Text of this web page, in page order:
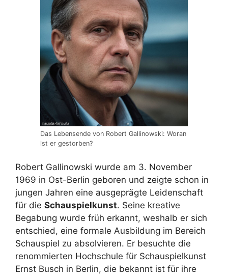
Das Lebensende von Robert Gallinowski: Woran
ist er gestorben?
Robert Gallinowski wurde am 3. November
1969 in Ost-Berlin geboren und zeigte schon in
jungen Jahren eine ausgeprägte Leidenschaft
für die Schauspielkunst. Seine kreative
Begabung wurde früh erkannt, weshalb er sich
entschied, eine formale Ausbildung im Bereich
Schauspiel zu absolvieren. Er besuchte die
renommierten Hochschule für Schauspielkunst
Ernst Busch in Berlin, die bekannt ist für ihre